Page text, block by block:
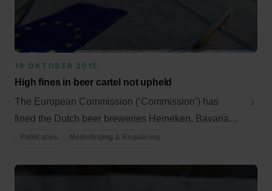
19 OKTOBER 2015
High fines in beer cartel not upheld
The European Commission (‘Commission’) has
fined the Dutch beer breweries Heineken, Bavaria
and ...
Publicaties Mededinging & Regulering